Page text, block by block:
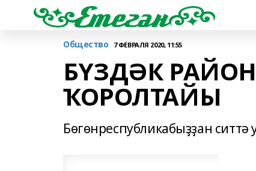
Общество 7 ФЕВРАЛЯ 2020, 11:55
БҮЗДӘК
ҠОРОЛТАЙЫ
Бөгөнреспубликабыҙҙан